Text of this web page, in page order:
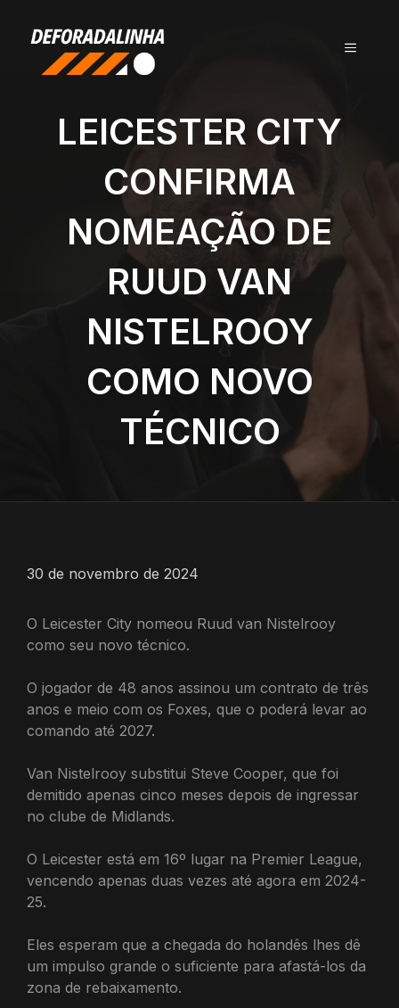
conteúdo
MENU
LEICESTER CITY
CONFIRMA
NOMEAÇÃO DE
RUUD VAN
NISTELROOY
COMO NOVO
TÉCNICO
30 de novembro de 2024
O Leicester City nomeou Ruud van Nistelrooy
como seu novo técnico.
O jogador de 48 anos assinou um contrato de três
anos e meio com os Foxes, que o poderá levar ao
comando até 2027.
Van Nistelrooy substitui Steve Cooper, que foi
demitido apenas cinco meses depois de ingressar
no clube de Midlands.
O Leicester está em 16º lugar na Premier League,
vencendo apenas duas vezes até agora em 2024-
25.
Eles esperam que a chegada do holandês lhes dê
um impulso grande o suficiente para afastá-los da
zona de rebaixamento.